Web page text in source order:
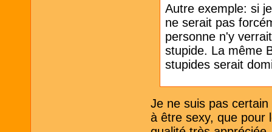
Autre exemple: si
ne serait pas
personne n'y
stupide. La même
stupides serait
Je ne suis pas
à être sexy, que pour